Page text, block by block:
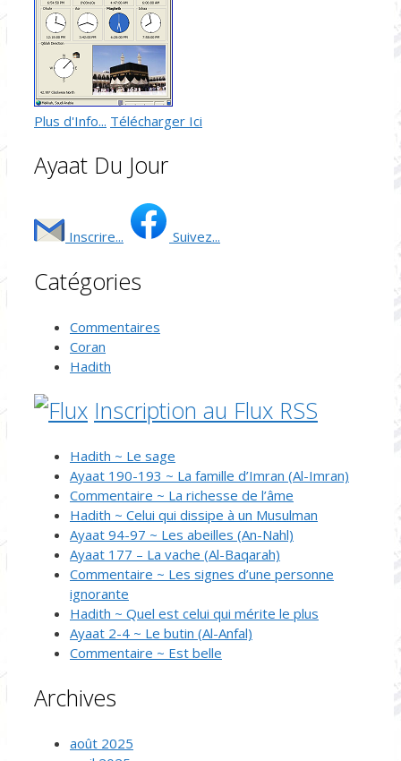
Plus d'Info... Télécharger Ici
Ayaat Du Jour
Inscrire... Suivez...
Catégories
Commentaires
Coran
Hadith
Inscription au Flux RSS
Hadith ~ Le sage
Ayaat 190-193 ~ La famille d’Imran (Al-Imran)
Commentaire ~ La richesse de l’âme
Hadith ~ Celui qui dissipe à un Musulman
Ayaat 94-97 ~ Les abeilles (An-Nahl)
Ayaat 177 – La vache (Al-Baqarah)
Commentaire ~ Les signes d’une personne
ignorante
Hadith ~ Quel est celui qui mérite le plus
Ayaat 2-4 ~ Le butin (Al-Anfal)
Commentaire ~ Est belle
Archives
août 2025